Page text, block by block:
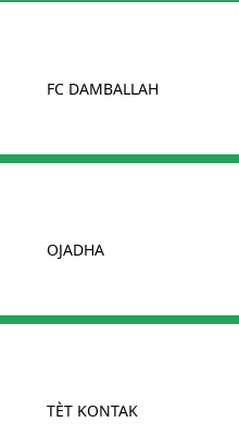
FC DAMBALLAH
OJADHA
TÈT KONTAK